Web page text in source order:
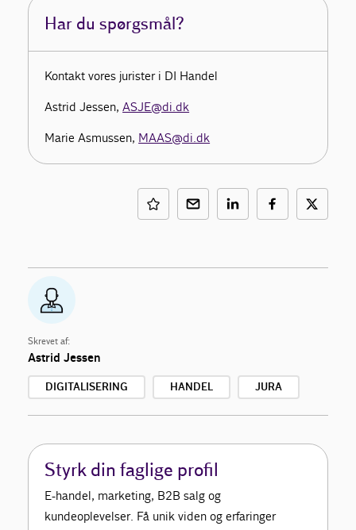
Har du spørgsmål?
Kontakt vores jurister i DI Handel
Astrid Jessen,ASJE@di.dk
Marie Asmussen, MAAS@di.dk
Skrevet af:
Astrid Jessen
DIGITALISERING HANDEL JURA
Styrk din faglige profil
E-handel, marketing, B2B salg og
kundeoplevelser. Få unik viden og erfaringer